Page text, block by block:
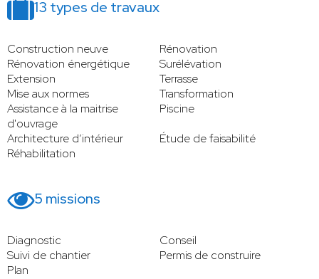
13 types de travaux
Construction neuve
Rénovation
Rénovation énergétique
Surélévation
Extension
Terrasse
Mise aux normes
Transformation
Assistance à la maitrise
d'ouvrage
Piscine
Architecture d’intérieur
Étude de faisabilité
Réhabilitation
5 missions
Diagnostic
Conseil
Suivi de chantier
Permis de construire
Plan